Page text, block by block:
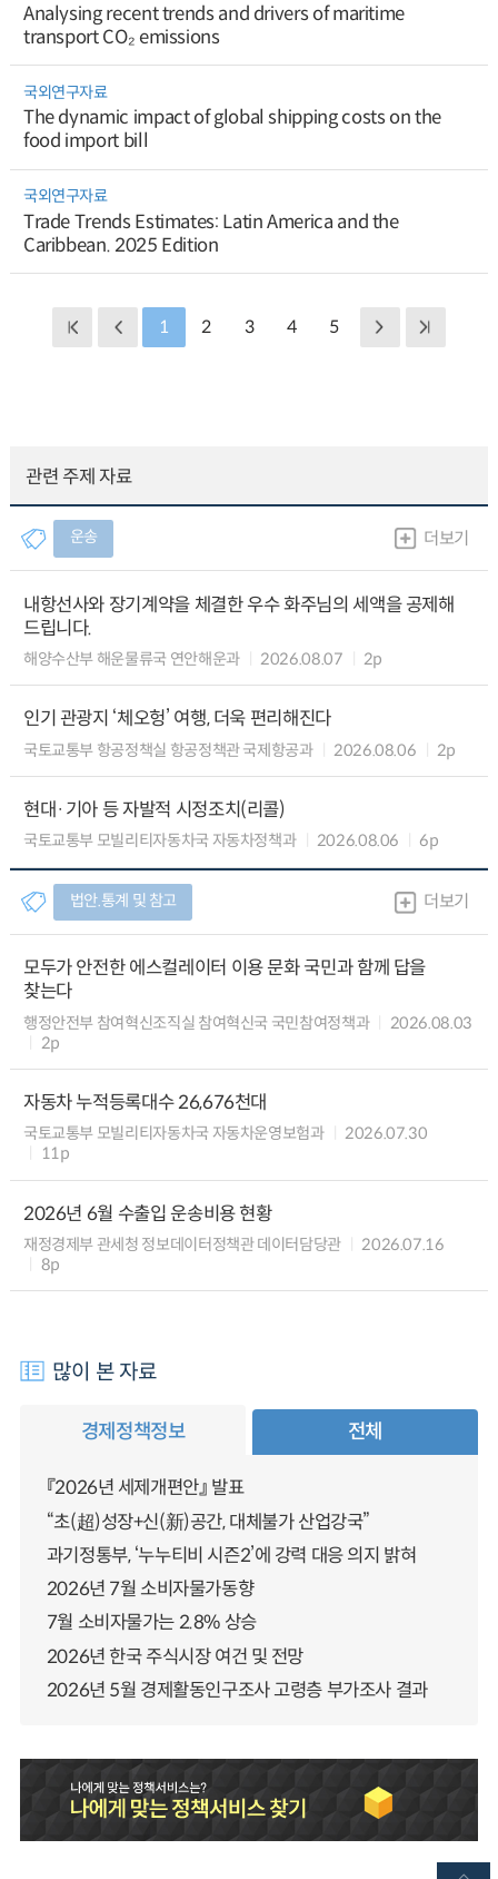
Analysing recent trends and drivers of maritime
transport CO₂ emissions
국외연구자료
The dynamic impact of global shipping costs on the
food import bill
국외연구자료
Trade Trends Estimates: Latin America and the
Caribbean. 2025 Edition
1 2 3 4 5
관련 주제 자료
운송 더보기
내항선사와 장기계약을 체결한 우수 화주님의 세액을 공제해
드립니다.
해양수산부 해운물류국 연안해운과 2026.08.07 2p
인기 관광지 ‘체오헝’ 여행, 더욱 편리해진다
국토교통부 항공정책실 항공정책관 국제항공과 2026.08.06 2p
현대·기아 등 자발적 시정조치(리콜)
국토교통부 모빌리티자동차국 자동차정책과 2026.08.06 6p
법안.통계 및 참고 더보기
모두가 안전한 에스컬레이터 이용 문화 국민과 함께 답을
찾는다
행정안전부 참여혁신조직실 참여혁신국 국민참여정책과
2026.08.03
2p
자동차 누적등록대수 26,676천대
국토교통부 모빌리티자동차국 자동차운영보험과
2026.07.30
11p
2026년 6월 수출입 운송비용 현황
재정경제부 관세청 정보데이터정책관 데이터담당관
2026.07.16
8p
많이 본 자료
경제정책정보 전체
『2026년 세제개편안』 발표
“초(超)성장+신(新)공간, 대체불가 산업강국”
과기정통부, ‘누누티비 시즌2’에 강력 대응 의지 밝혀
2026년 7월 소비자물가동향
7월 소비자물가는 2.8% 상승
2026년 한국 주식시장 여건 및 전망
2026년 5월 경제활동인구조사 고령층 부가조사 결과